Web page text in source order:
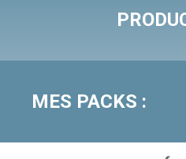
MES PACKS :